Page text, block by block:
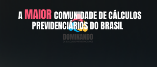
AMAIORCOMUNIDADE DECÁLCULOS
PREVIDENCIÁRIOS DO BRASIL